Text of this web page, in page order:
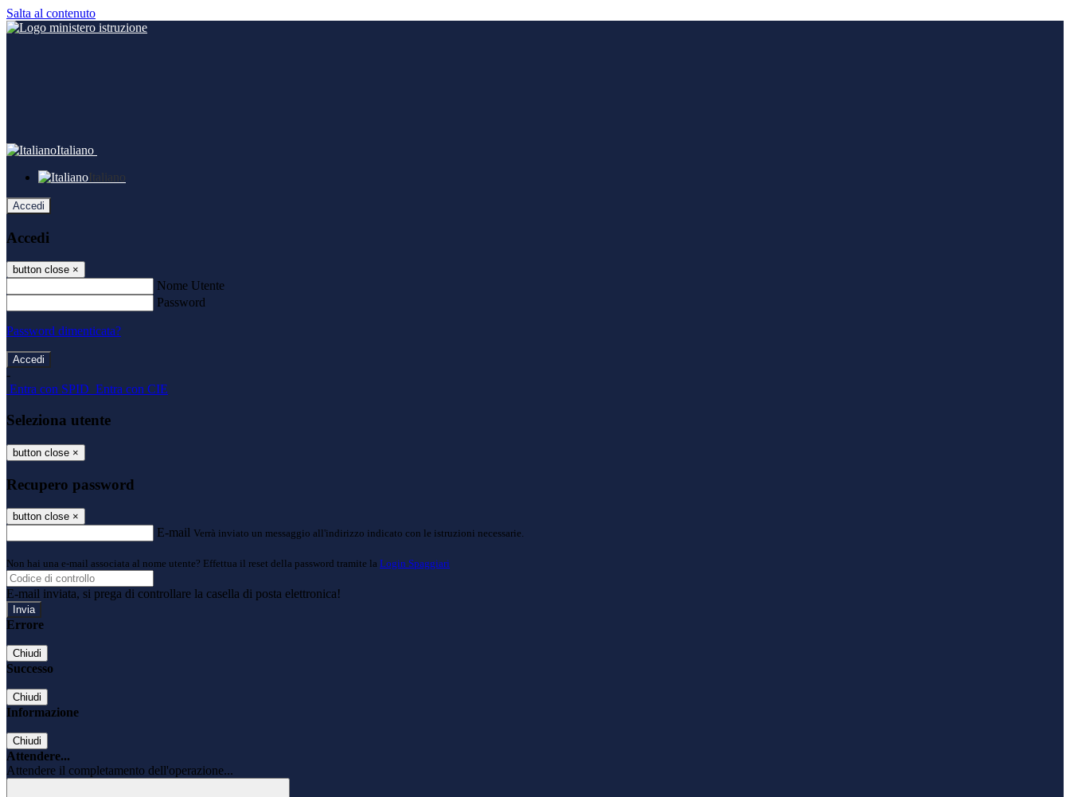
Salta al contenuto
Italiano
Italiano
Accedi
Accedi
button close ×
Nome Utente
Password
Password dimenticata?
-
Entra con SPID Entra con CIE
Seleziona utente
button close ×
Recupero password
button close ×
E-mail Verrà inviato un messaggio all'indirizzo indicato con le istruzioni necessarie.
Non hai una e-mail associata al nome utente? Effettua il reset della password tramite la Login Spaggiari
E-mail inviata, si prega di controllare la casella di posta elettronica!
Errore
Chiudi
Successo
Chiudi
Informazione
Chiudi
Attendere...
Attendere il completamento dell'operazione...